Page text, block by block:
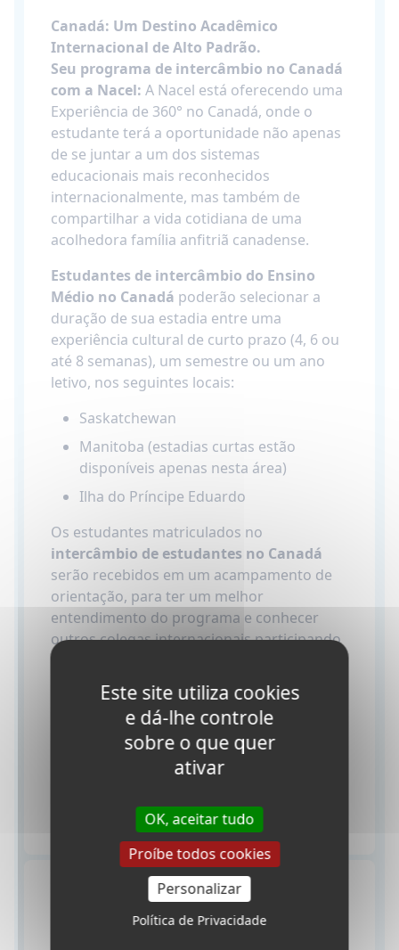
Canadá: Um Destino Acadêmico
Internacional de Alto Padrão.
Seu programa de intercâmbio no Canadá
com a Nacel: A Nacel está oferecendo uma
Experiência de 360° no Canadá, onde o
estudante terá a oportunidade não apenas
de se juntar a um dos sistemas
educacionais mais reconhecidos
internacionalmente, mas também de
compartilhar a vida cotidiana de uma
acolhedora família anfitriã canadense.
Estudantes de intercâmbio do Ensino
Médio no Canadá poderão selecionar a
duração de sua estadia entre uma
experiência cultural de curto prazo (4, 6 ou
até 8 semanas), um semestre ou um ano
letivo, nos seguintes locais:
Saskatchewan
Manitoba (estadias curtas estão
disponíveis apenas nesta área)
Ilha do Príncipe Eduardo
Os estudantes matriculados no
intercâmbio de estudantes no Canadá
serão recebidos em um acampamento de
orientação, para ter um melhor
entendimento do programa e conhecer
outros colegas internacionais participando
de um
Ano Acadêmico no Canadá: Escolas
Secundárias Privadas
Estudantes de intercâmbio também podem
se matricular em umaacademia privada
Este site utiliza cookies
e dá-lhe controle
sobre o que quer
ativar
OK, aceitar tudo
Proíbe todos cookies
Personalizar
Política de Privacidade